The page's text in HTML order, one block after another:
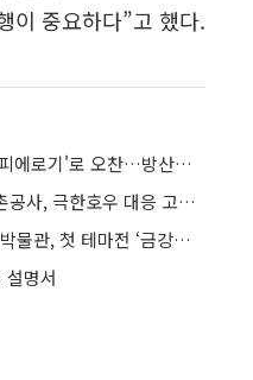
이 중요하다”고 했다.
李대통령, 폴란드 총리와 '김치·피에로기'로 오찬…방산기업도 초청
배수장도 ‘AI 두뇌’ 단다…농어촌공사, 극한호우 대응 고도화
금강송 숲과 농업의 공존…농업박물관, 첫 테마전 ‘금강송 곁에’
설명서